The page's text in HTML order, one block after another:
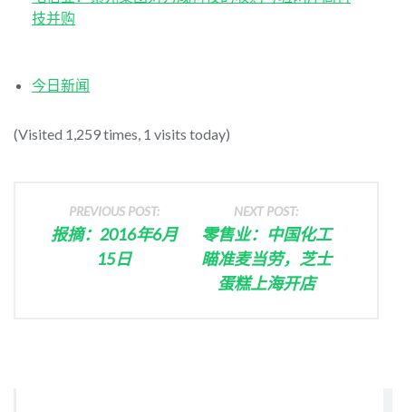
技并购
今日新闻
(Visited 1,259 times, 1 visits today)
PREVIOUS POST:
报摘：2016年6月
15日
NEXT POST:
零售业：中国化工
瞄准麦当劳，芝士
蛋糕上海开店